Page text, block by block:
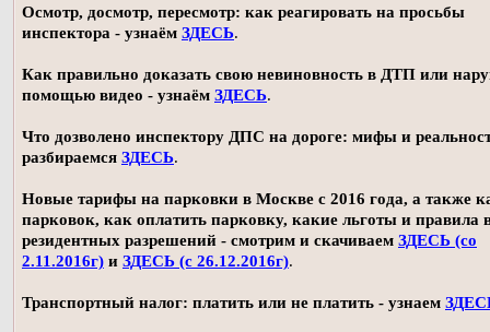
Осмотр, досмотр, пересмотр: как реагировать на просьбы
инспектора - узнаём ЗДЕСЬ.
Как правильно доказать свою невиновность в ДТП или
помощью видео - узнаём ЗДЕСЬ.
Что дозволено инспектору ДПС на дороге: мифы и
разбираемся ЗДЕСЬ.
Новые тарифы на парковки в Москве с 2016 года, а также
парковок, как оплатить парковку, какие льготы и правила
резидентных разрешений - смотрим и скачиваем ЗДЕСЬ (со
2.11.2016г) и ЗДЕСЬ (с 26.12.2016г).
Транспортный налог: платить или не платить - узнаем